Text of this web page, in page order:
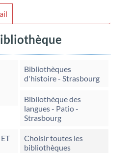
Bibliothèques
d'histoire - Strasbourg
Bibliothèque des
langues - Patio -
Strasbourg
Choisir toutes les
bibliothèques